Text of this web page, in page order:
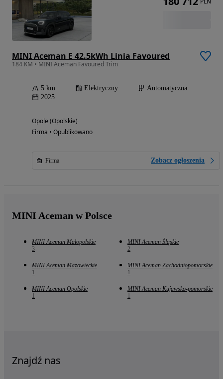
MINI Aceman E 42.5kWh Linia Favoured
184 KM • MINI Aceman Favoured Trim
5 km Elektryczny
Automatyczna
2025
Opole (Opolskie)
Firma • Opublikowano
Firma Zobacz ogłoszenia
MINI Aceman w Polsce
MINI Aceman Małopolskie
3
MINI Aceman Śląskie
2
MINI Aceman Mazowieckie
1
MINI Aceman Zachodniopomorskie
1
MINI Aceman Opolskie
1
MINI Aceman Kujawsko-pomorskie
1
Znajdź nas